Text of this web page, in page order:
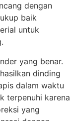
dengan
baik
untuk
yang benar.
dinding
dalam waktu
terpenuhi karena
yang